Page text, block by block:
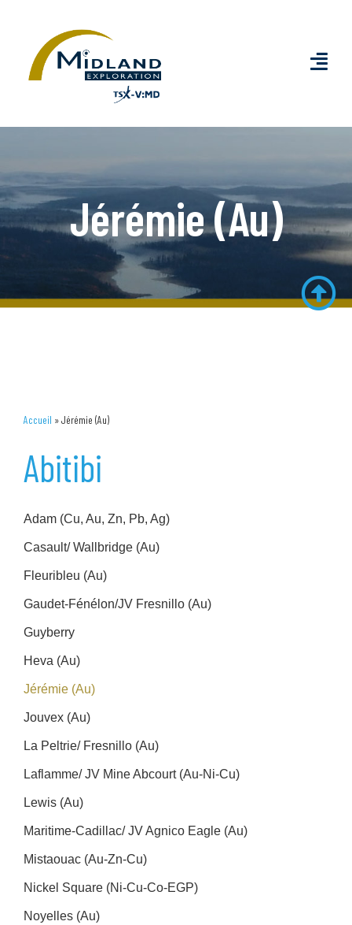
Jérémie (Au)
Accueil »Jérémie (Au)
Abitibi
Adam (Cu, Au, Zn, Pb, Ag)
Casault/ Wallbridge (Au)
Fleuribleu (Au)
Gaudet-Fénélon/JV Fresnillo (Au)
Guyberry
Heva (Au)
Jérémie (Au)
Jouvex (Au)
La Peltrie/ Fresnillo (Au)
Laflamme/ JV Mine Abcourt (Au-Ni-Cu)
Lewis (Au)
Maritime-Cadillac/ JV Agnico Eagle (Au)
Mistaouac (Au-Zn-Cu)
Nickel Square (Ni-Cu-Co-EGP)
Noyelles (Au)